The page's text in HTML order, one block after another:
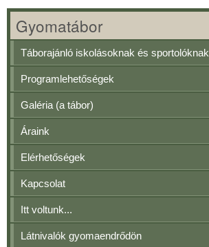
Gyomatábor
Táborajánló iskolásoknak és sportolóknak
Programlehetőségek
Galéria (a tábor)
Áraink
Elérhetőségek
Kapcsolat
Itt voltunk...
Látnivalók gyomaendrődön